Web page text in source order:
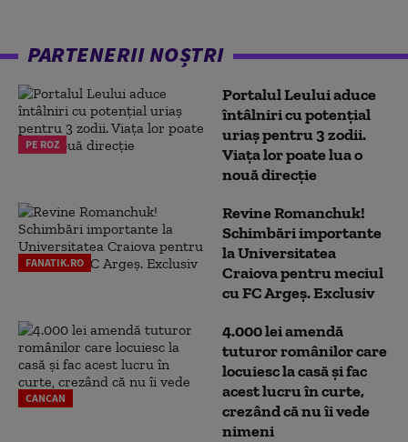
PARTENERII NOȘTRI
PE ROZ
Portalul Leului aduce
întâlniri cu potențial
uriaș pentru 3 zodii.
Viața lor poate lua o
nouă direcție
FANATIK.RO
Revine Romanchuk!
Schimbări importante
la Universitatea
Craiova pentru meciul
cu FC Argeş. Exclusiv
CANCAN
4.000 lei amendă
tuturor românilor care
locuiesc la casă și fac
acest lucru în curte,
crezând că nu îi vede
nimeni